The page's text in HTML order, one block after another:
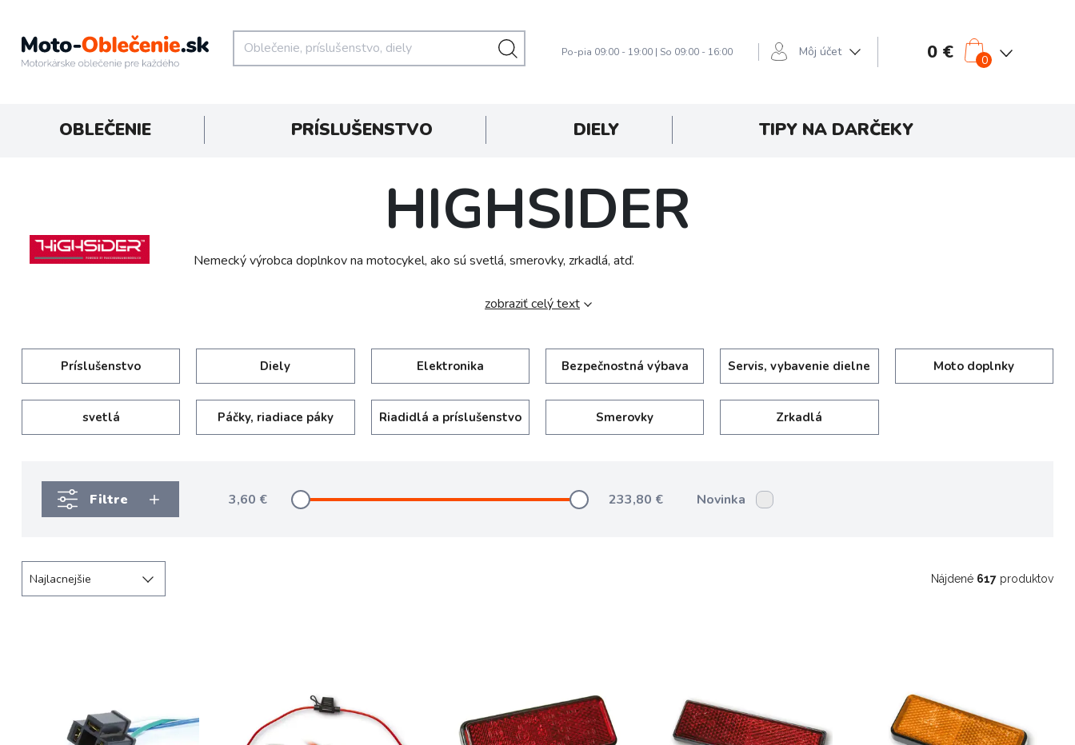
Po-pia 09:00 - 19:00 | So 09:00 - 16:00 Môj účet 0 € 0
OBLEČENIE PRÍSLUŠENSTVO DIELY TIPY NA DARČEKY
HIGHSIDER
Nemecký výrobca doplnkov na motocykel, ako sú svetlá, smerovky, zrkadlá, atď.
zobraziť celý text
Príslušenstvo Diely Elektronika Bezpečnostná výbava Servis, vybavenie dielne Moto doplnky
svetlá Páčky, riadiace páky Riadidlá a príslušenstvo Smerovky Zrkadlá
Filtre 3,60 € 233,80 € Novinka
Nájdené 617 produktov
Najlacnejšie